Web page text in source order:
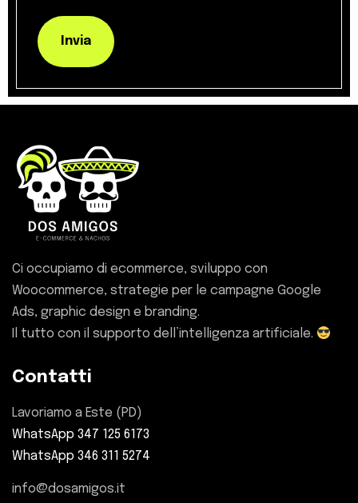
Invia
Ci occupiamo di ecommerce, sviluppo con
Woocommerce, strategie per le campagne Google
Ads, graphic design e branding.
Il tutto con il supporto dell’intelligenza artificiale.
Contatti
Lavoriamo a Este (PD)
WhatsApp 347 125 6173
WhatsApp 346 311 5274
info@dosamigos.it